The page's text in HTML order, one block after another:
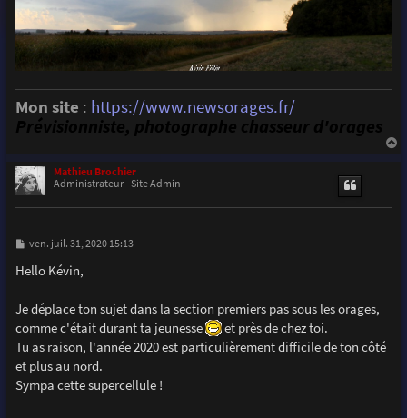
Mon site : https://www.newsorages.fr/
Prévisionniste, photographe chasseur d'orages
Mathieu Brochier
Administrateur - Site Admin
M
s
s
e
ven. juil. 31, 2020 15:13
Hello Kévin,
Je déplace ton sujet dans la section premiers pas sous les orages,
comme c'était durant ta jeunesse
et près de chez toi.
Tu as raison, l'année 2020 est particulièrement difficile de ton côté
et plus au nord.
Sympa cette supercellule !